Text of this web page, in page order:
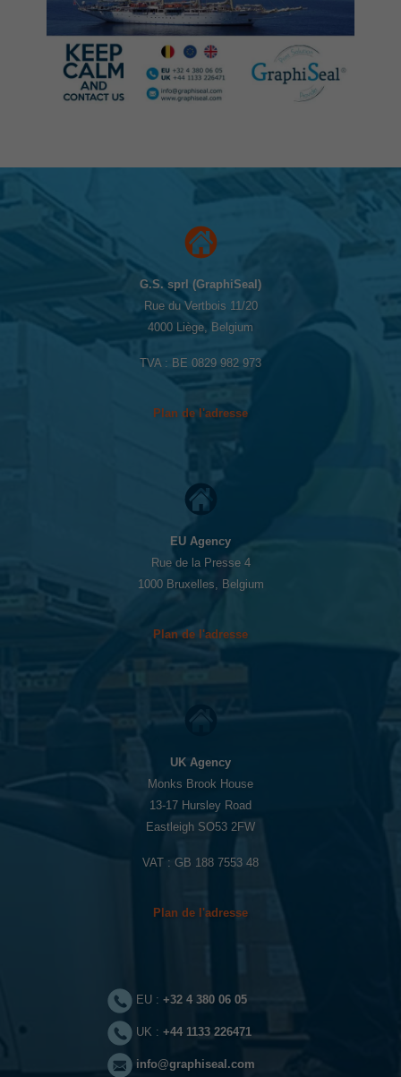
G.S. sprl (GraphiSeal)
Rue du Vertbois 11/20
4000 Liège, Belgium
TVA : BE 0829 982 973
Plan de l'adresse
EU Agency
Rue de la Presse 4
1000 Bruxelles, Belgium
Plan de l'adresse
UK Agency
Monks Brook House
13-17 Hursley Road
Eastleigh SO53 2FW
VAT : GB 188 7553 48
Plan de l'adresse
EU : +32 4 380 06 05
UK : +44 1133 226471
info@graphiseal.com
Nécessaires
optionnels. Ils
Statistiques
d'améliorer les